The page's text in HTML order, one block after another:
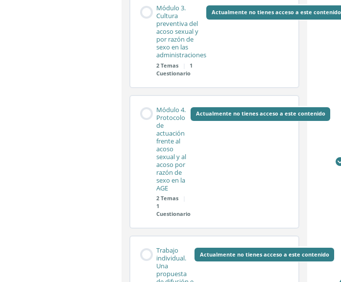
Módulo
0%
COMPLETADO
0/2
Sesión síncrona 2.1
Sesión síncrona 2.2
Test módulo 2
Módulo 3.
Cultura
preventiva del
acoso sexual y
por razón de
sexo en las
administraciones
2 Temas
1
Cuestionario
Actualmente no tienes acceso a este contenido
Módulo
COMPLETADO pasos
Sesión síncrona 3.1
Sesión síncrona 3.2
Módulo 4.
Protocolo
de
actuación
frente al
acoso
sexual y al
acoso por
razón de
sexo en la
AGE
2 Temas
1
Cuestionario
Actualmente no tienes acceso a este contenido
Módulo
0%
COMPLETADO
0/2
pasos
Trabajo
individual.
Una
propuesta
Actualmente no tienes acceso a este contenido